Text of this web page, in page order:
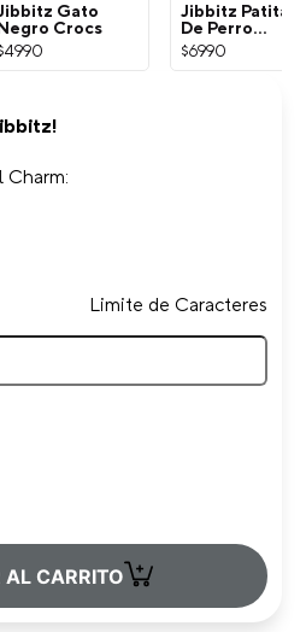
Gato
Crocs
4990
Jibbitz Patita
De Perro
Dorada Crocs
$6990
Limite de Caracteres
AL CARRITO +